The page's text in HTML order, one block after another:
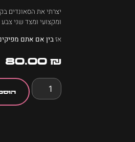
יצרתי את הסאונדים
ומקצועי ומצד שני צבע
אזבין אם אתם
80.00 ₪